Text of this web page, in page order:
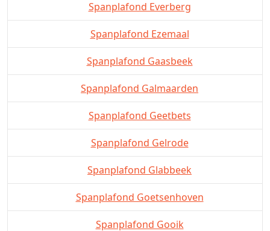
Spanplafond Everberg
Spanplafond Ezemaal
Spanplafond Gaasbeek
Spanplafond Galmaarden
Spanplafond Geetbets
Spanplafond Gelrode
Spanplafond Glabbeek
Spanplafond Goetsenhoven
Spanplafond Gooik